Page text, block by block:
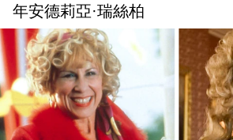
年安德莉亞·瑞絲柏